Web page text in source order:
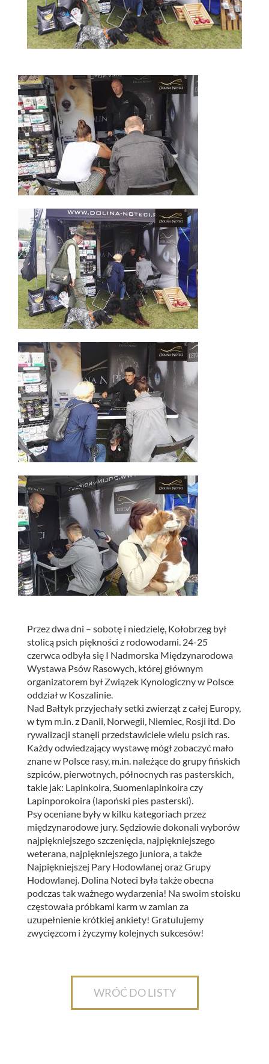
Przez dwa dni – sobotę i niedzielę, Kołobrzeg był
stolicą psich piękności z rodowodami. 24-25
czerwca odbyła się I Nadmorska Międzynarodowa
Wystawa Psów Rasowych, której głównym
organizatorem był Związek Kynologiczny w Polsce
oddział w Koszalinie.
Nad Bałtyk przyjechały setki zwierząt z całej Europy,
w tym m.in. z Danii, Norwegii, Niemiec, Rosji itd. Do
rywalizacji stanęli przedstawiciele wielu psich ras.
Każdy odwiedzający wystawę mógł zobaczyć mało
znane w Polsce rasy, m.in. należące do grupy fińskich
szpiców, pierwotnych, północnych ras pasterskich,
takie jak: Lapinkoira, Suomenlapinkoira czy
Lapinporokoira (lapoński pies pasterski).
Psy oceniane były w kilku kategoriach przez
międzynarodowe jury. Sędziowie dokonali wyborów
najpiękniejszego szczenięcia, najpiękniejszego
weterana, najpiękniejszego juniora, a także
Najpiękniejszej Pary Hodowlanej oraz Grupy
Hodowlanej. Dolina Noteci była także obecna
podczas tak ważnego wydarzenia! Na swoim stoisku
częstowała próbkami karm w zamian za
uzupełnienie krótkiej ankiety! Gratulujemy
zwycięzcom i życzymy kolejnych sukcesów!
WRÓĆ DO LISTY